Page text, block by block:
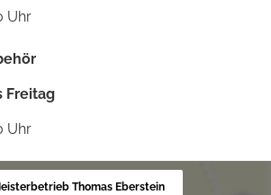
Uhr
Freitag
Uhr
Thomas Eberstein